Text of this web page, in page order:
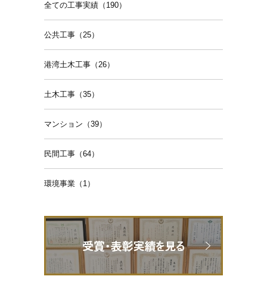
全ての工事実績（190）
公共工事（25）
港湾土木工事（26）
土木工事（35）
マンション（39）
民間工事（64）
環境事業（1）